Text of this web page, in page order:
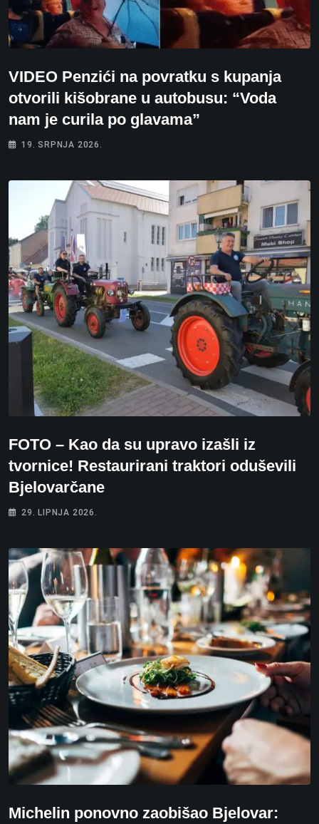
VIDEO Penzići na povratku s kupanja
otvorili kišobrane u autobusu: “Voda
nam je curila po glavama”
19. SRPNJA 2026.
FOTO – Kao da su upravo izašli iz
tvornice! Restaurirani traktori oduševili
Bjelovarčane
29. LIPNJA 2026.
Michelin ponovno zaobišao Bjelovar: